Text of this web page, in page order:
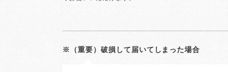
※（重要）破損して届いてしまった場合